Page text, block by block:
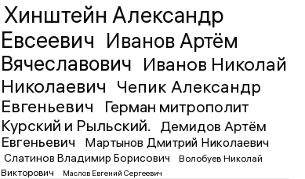
Хинштейн Александр
Евсеевич Иванов Артём
Вячеславович Иванов Николай
Николаевич Чепик Александр
Евгеньевич
Герман митрополит
Курский и Рыльский.
Демидов Артём
Евгеньевич
Мартынов Дмитрий Николаевич
Слатинов Владимир Борисович
Волобуев Николай
Викторович
Маслов Евгений Сергеевич